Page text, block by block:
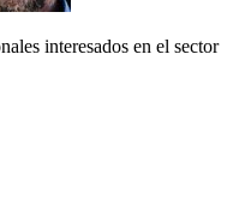
interesados en el sector